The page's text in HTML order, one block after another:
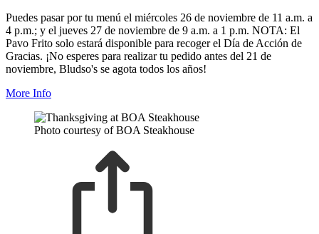
Puedes pasar por tu menú el miércoles 26 de noviembre de 11 a.m. a
4 p.m.; y el jueves 27 de noviembre de 9 a.m. a 1 p.m. NOTA: El
Pavo Frito solo estará disponible para recoger el Día de Acción de
Gracias. ¡No esperes para realizar tu pedido antes del 21 de
noviembre, Bludso's se agota todos los años!
More Info
Photo courtesy of BOA Steakhouse